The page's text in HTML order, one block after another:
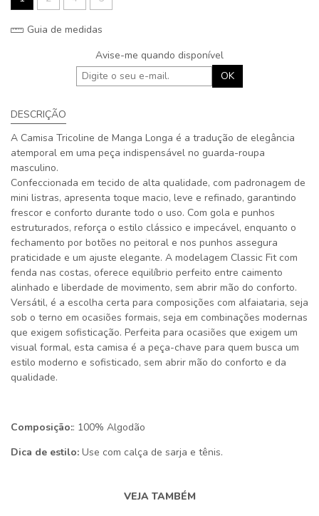
Guia de medidas
Avise-me quando disponível
OK
DESCRIÇÃO
A Camisa Tricoline de Manga Longa é a tradução de elegância
atemporal em uma peça indispensável no guarda-roupa
masculino.
Confeccionada em tecido de alta qualidade, com padronagem de
mini listras, apresenta toque macio, leve e refinado, garantindo
frescor e conforto durante todo o uso. Com gola e punhos
estruturados, reforça o estilo clássico e impecável, enquanto o
fechamento por botões no peitoral e nos punhos assegura
praticidade e um ajuste elegante. A modelagem Classic Fit com
fenda nas costas, oferece equilíbrio perfeito entre caimento
alinhado e liberdade de movimento, sem abrir mão do conforto.
Versátil, é a escolha certa para composições com alfaiataria, seja
sob o terno em ocasiões formais, seja em combinações modernas
que exigem sofisticação. Perfeita para ocasiões que exigem um
visual formal, esta camisa é a peça-chave para quem busca um
estilo moderno e sofisticado, sem abrir mão do conforto e da
qualidade.
Composição:: 100% Algodão
Dica de estilo: Use com calça de sarja e tênis.
VEJA TAMBÉM